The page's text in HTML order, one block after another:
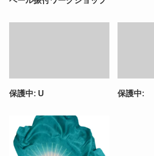
保護中: U 保護中: